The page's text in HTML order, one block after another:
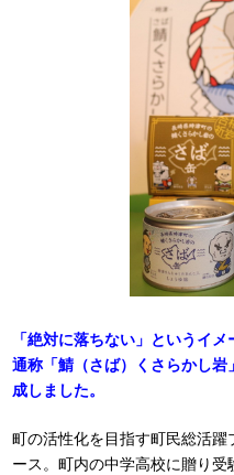
「絶対に落ちない」というイ
通称「鯖（さば）くさらかし
成しました。
町の活性化を目指す町民総活躍
ース。町内の中学高校に贈り